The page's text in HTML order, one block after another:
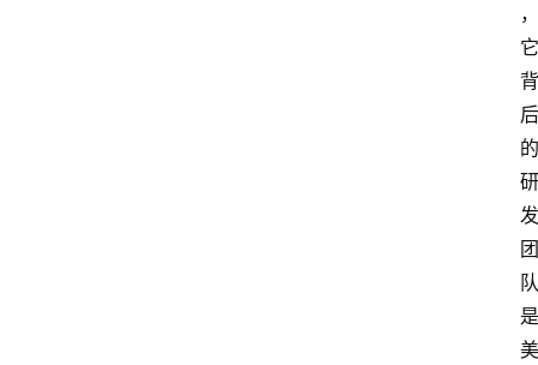
，
它
背
后
的
研
发
团
队
是
美